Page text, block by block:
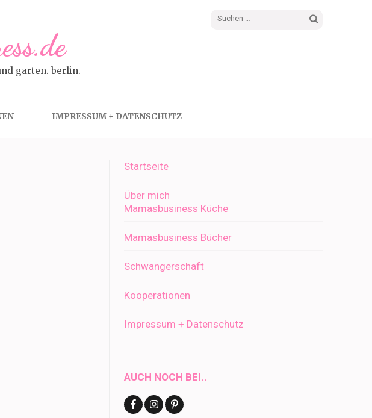
Suchen
garten. berlin.
IMPRESSUM + DATENSCHUTZ
Startseite
Über mich
Mamasbusiness Küche
Mamasbusiness Bücher
Schwangerschaft
Kooperationen
Impressum + Datenschutz
AUCH NOCH BEI..